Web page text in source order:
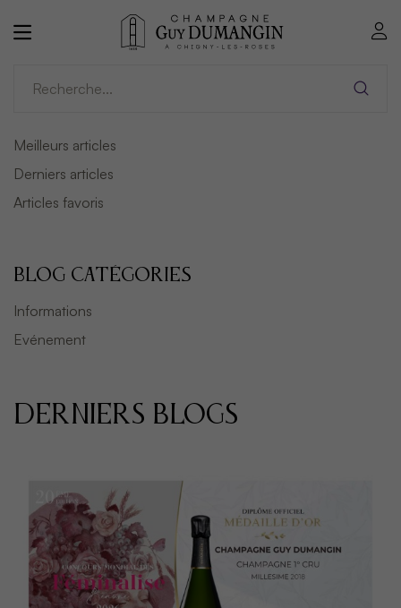
Meilleurs articles
Derniers articles
Articles favoris
BLOG CATÉGORIES
Informations
Evénement
Derniers Blogs